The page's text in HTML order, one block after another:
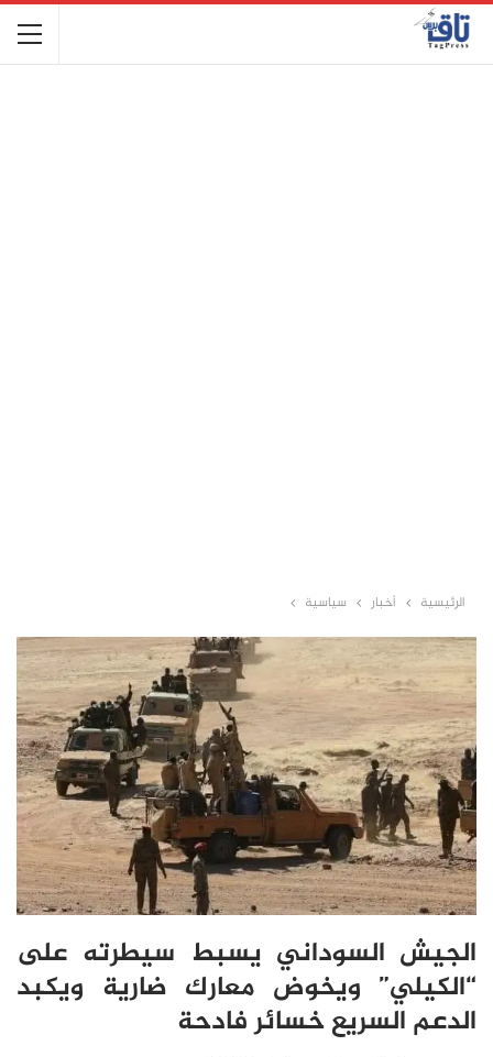
الرئيسية أخبار سياسية
الجيش السوداني يسبط سيطرته على
“الكيلي” ويخوض معارك ضارية ويكبد
الدعم السريع خسائر فادحة